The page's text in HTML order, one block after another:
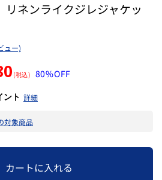
ネンライクジレジャケッ
ュー)
(税込) 80%OFF
ント 詳細
対象商品
カートに入れる